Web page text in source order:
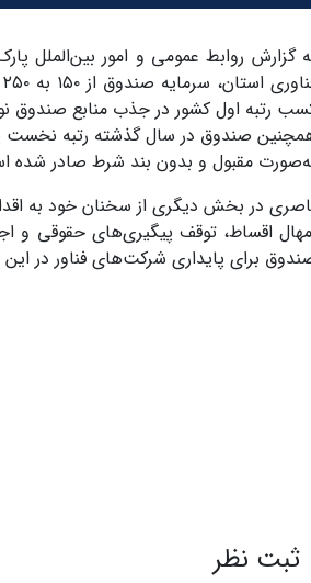
گزارش روابط عمومی و امور بین‌الملل
رتبه اول کشور در جذب منابع صندوق
صندوق در سال گذشته رتبه نخست
مقبول و بدون بند شرط صادر شده
در بخش دیگری از سخنان خود به
برای پایداری شرکت‌های فناور در
ثبت نظر